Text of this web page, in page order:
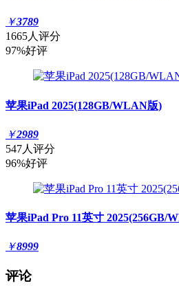
￥3789
1665人评分
97%好评
苹果iPad 2025(128GB/WLAN版)
￥2989
547人评分
96%好评
苹果iPad Pro 11英寸 2025(256GB/
￥8999
评论